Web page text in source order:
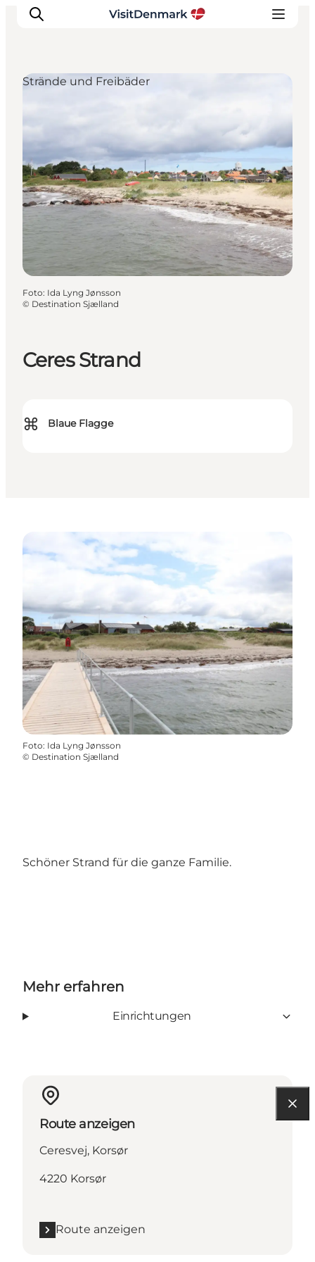
Regionen
Erlebnisse
Unterkünfte
Reiseplanung
Ceres Strand
⌘ Blaue Flagge
Strände und Freibäder
Foto: Ida Lyng Jønsson
© Destination Sjælland
Foto: Ida Lyng Jønsson
© Destination Sjælland
Schöner Strand für die ganze Familie.
Mehr erfahren
Einrichtungen
Route anzeigen
Ceresvej, Korsør
4220 Korsør
Route anzeigen